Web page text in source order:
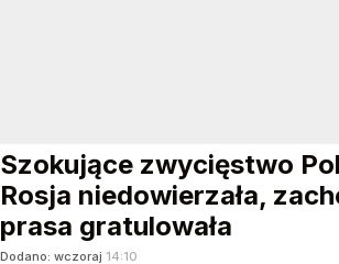
Szokujące zwycięstwo
Rosja niedowierzała,
prasa gratulowała
Dodano: wczoraj 14:10